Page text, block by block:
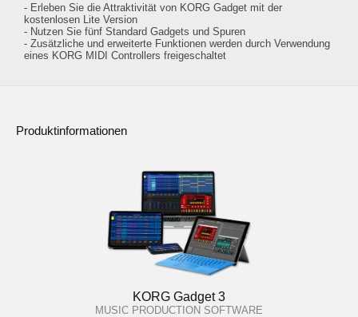
- Erleben Sie die Attraktivität von KORG Gadget mit der
kostenlosen Lite Version
- Nutzen Sie fünf Standard Gadgets und Spuren
- Zusätzliche und erweiterte Funktionen werden durch Verwendung
eines KORG MIDI Controllers freigeschaltet
Produktinformationen
KORG Gadget 3
MUSIC PRODUCTION SOFTWARE